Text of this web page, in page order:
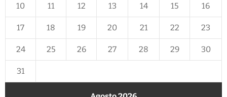
10 11 12 13 14 15 16
17 18 19 20 21 22 23
24 25 26 27 28 29 30
31